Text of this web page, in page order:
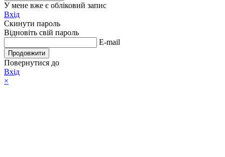
У мене вже є обліковий запис
Вхід
Скинути пароль
Відновіть свій пароль
E-mail
Продовжити
Повернутися до
Вхід
×